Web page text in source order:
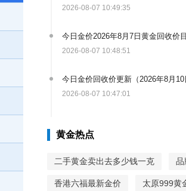
2026-08-07 10:49:35
今日金价2026年8月7日黄金回收价
2026-08-07 10:48:51
今日金价回收价更新（2026年8月10
2026-08-07 10:47:01
黄金热点
二手黄金卖出去多少钱一克 品
香港六福最新金价 太原999黄